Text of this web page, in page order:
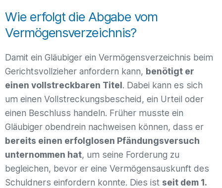
Wie erfolgt die Abgabe vom
Vermögensverzeichnis?
Damit ein Gläubiger ein Vermögensverzeichnis beim
Gerichtsvollzieher anfordern kann, benötigt er
einen vollstreckbaren Titel. Dabei kann es sich
um einen Vollstreckungsbescheid, ein Urteil oder
einen Beschluss handeln. Früher musste ein
Gläubiger obendrein nachweisen können, dass er
bereits einen erfolglosen Pfändungsversuch
unternommen hat, um seine Forderung zu
begleichen, bevor er eine Vermögensauskunft des
Schuldners einfordern konnte. Dies ist seit dem 1.